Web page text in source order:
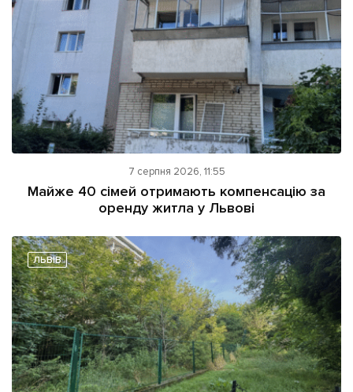
7 серпня 2026, 11:55
Майже 40 сімей отримають компенсацію за
оренду житла у Львові
ЛЬВІВ